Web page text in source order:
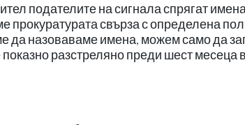
подателите на сигнала спрягат
прокуратурата свърза с определена
да назоваваме имена, можем само да
разстреляно преди шест месеца